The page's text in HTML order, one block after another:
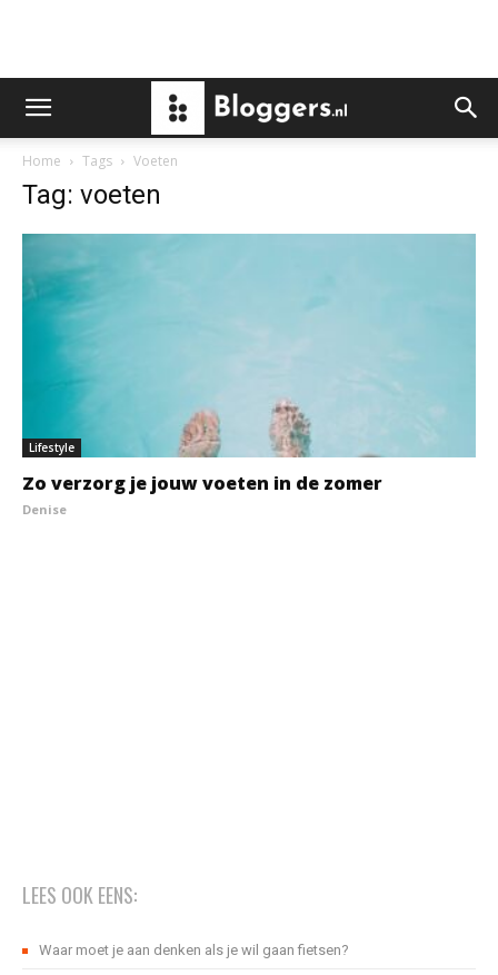
Home Tags Voeten
Tag: voeten
Lifestyle
Zo verzorg je jouw voeten in de zomer
Denise
LEES OOK EENS:
Waar moet je aan denken als je wil gaan fietsen?